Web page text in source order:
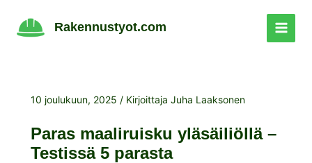
sisältöön
Rakennustyot.com
10 joulukuun, 2025 / Kirjoittaja Juha Laaksonen
Paras maaliruisku yläsäiliöllä –
Testissä 5 parasta